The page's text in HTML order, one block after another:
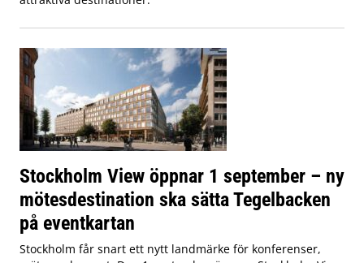
Stockholm View öppnar 1 september – ny
mötesdestination ska sätta Tegelbacken
på eventkartan
Stockholm får snart ett nytt landmärke för konferenser,